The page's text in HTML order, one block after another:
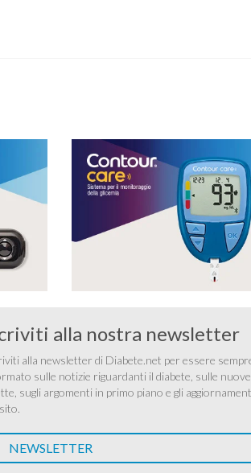
alla nostra newsletter
alla newsletter di Diabete.net per essere
sulle notizie riguardanti il diabete, sulle nuove
sugli argomenti in primo piano e gli
NEWSLETTER